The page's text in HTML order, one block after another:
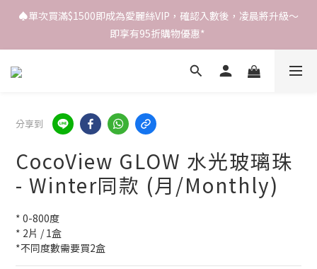
♠️單次買滿$1500即成為愛麗絲VIP，確認入數後，凌晨將升級～
即享有95折購物優惠*
分享到
CocoView GLOW 水光玻璃珠
- Winter同款 (月/Monthly)
* 0-800度
* 2片 / 1盒
*不同度數需要買2盒